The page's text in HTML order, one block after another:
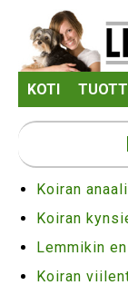
KOTI
Koiran
Koiran
Lemmikin
Koiran